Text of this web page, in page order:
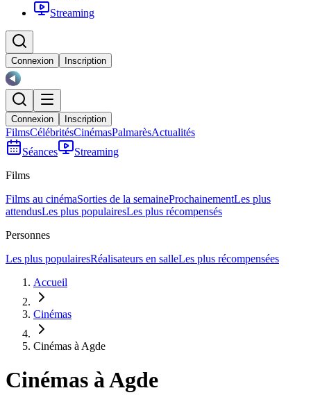
Streaming
Connexion Inscription
Connexion Inscription
FilmsCélébritésCinémasPalmarèsActualités
Séances
Streaming
Films
Films au cinémaSorties de la semaineProchainementLes plus
attendusLes plus populairesLes plus récompensés
Personnes
Les plus populairesRéalisateurs en salleLes plus récompensées
Accueil
Cinémas
Cinémas à Agde
Cinémas à Agde